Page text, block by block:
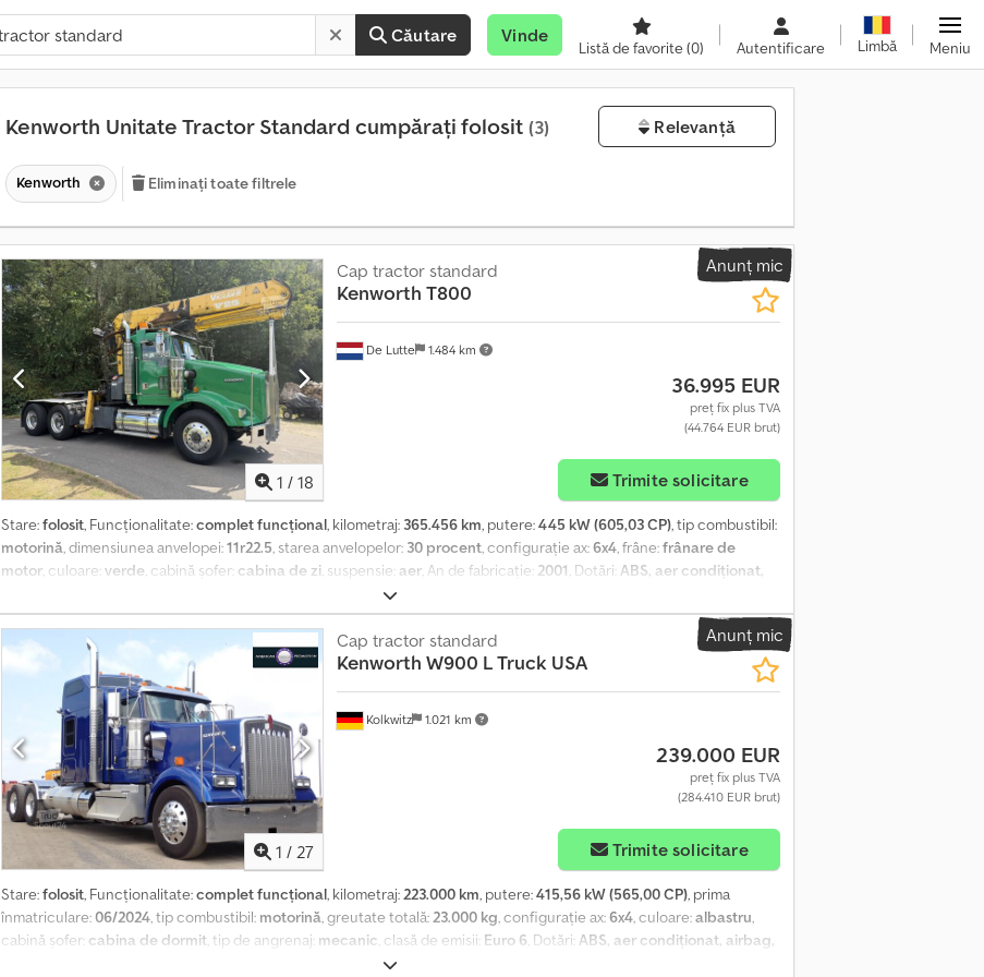
Căutare Vinde
Listă de favorite(0) Autentificare Limbă Meniu
Kenworth Unitate Tractor Standard cumpărați folosit (3) Relevanță
Kenworth Eliminați toate filtrele
Anunț mic
1 / 18
De Lutte 1.484 km
Cap tractor standard
Kenworth T800
36.995 EUR
preț fix plus TVA
(44.764 EUR brut)
Trimite solicitare
Stare:folosit, Funcționalitate:complet funcțional, kilometraj: 365.456 km, putere:445 kW (605,03 CP), tip combustibil:
motorină, dimensiunea anvelopei:11r22.5, starea anvelopelor: 30 procent, configurație ax:6x4, frâne:frânare de
motor, culoare:verde, cabină șofer: cabina de zi, suspensie: aer, An de fabricație: 2001, Dotări: ABS, aer condiționat,
, De vânzare Kenworth T800 Camion pentru transportul de lemne,
echipat cu macara pentru încărcarea buștenilor Anul fabricației: 2001 Înregistrare poloneză Motor Caterpillar C12
365.456 km Transmisie Eaton Fuller, 18 trepte Blocare dublă a diferențialului 4 baterii noi instalate Dedezrzx Aepfx
Agqeck Uleiul și filtrele au fost schimbate Anvelope față: adâncimea profilului 60% Anvelope punte spate: adâncimea
profilului 30% Sistem de 24V pentru ABS și iluminarea remorcii Camionul funcționează bine și schimbă vitezele fără
probleme; macara funcționează, de asemenea, perfect. 36.995,00 € (preț net) Pentru informații suplimentare, vă rugăm
să trimiteți un e-mail sau să ne contactați telefonic. De asemenea, avem un stoc larg de piese noi și folosite; dacă un
anumit articol nu este disponibil în stoc, îl putem comanda rapid pentru dumneavoastră. Efectuăm, de asemenea,
reparații la camioane americane. Pentru informații suplimentare, vă rugăm să trimiteți un e-mail sau să ne contactați
telefonic.
Anunț mic
1 / 27
Kolkwitz 1.021 km
Cap tractor standard
Kenworth W900 L Truck USA
239.000 EUR
preț fix plus TVA
(284.410 EUR brut)
Trimite solicitare
Stare:folosit, Funcționalitate:complet funcțional, kilometraj:223.000 km, putere:415,56 kW (565,00 CP), prima
înmatriculare:06/2024, tip combustibil: motorină, greutate totală:23.000 kg, configurație ax:6x4, culoare:albastru,
cabină șofer: cabina de dormit, tip de angrenaj: mecanic, clasă de emisii: Euro 6, Dotări: ABS, aer condiționat, airbag,
blocare diferențial, computer de bord, controlul tracțiunii, filtru de particule, hidraulică, pilot automat de viteză,